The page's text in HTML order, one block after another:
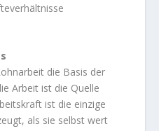
die Basis der
Arbeit ist die Quelle
ist die einzige
als sie selbst wert